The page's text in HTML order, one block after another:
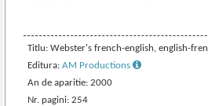
Titlu: Webster's french-english, english-
Editura:AM Productions
An de aparitie: 2000
Nr. pagini: 254